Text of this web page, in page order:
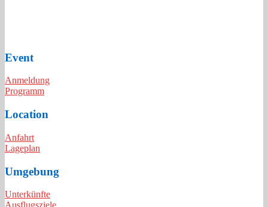
Event
Anmeldung
Programm
Location
Anfahrt
Lageplan
Umgebung
Unterkünfte